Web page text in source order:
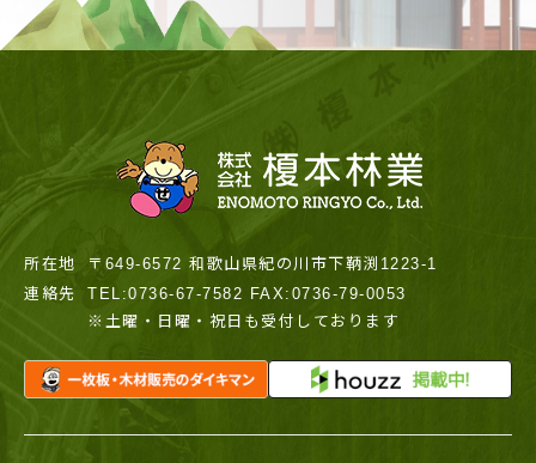
所在地
〒649-6572 和歌山県紀の川市下鞆渕1223-1
連絡先
TEL:0736-67-7582 FAX:0736-79-0053
※土曜・日曜・祝日も受付しております